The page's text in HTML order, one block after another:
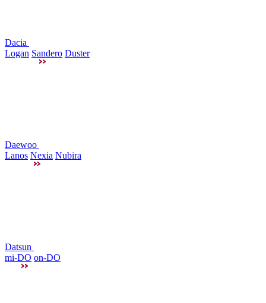
Dacia
Logan Sandero Duster
Daewoo
Lanos Nexia Nubira
Datsun
mi-DO on-DO